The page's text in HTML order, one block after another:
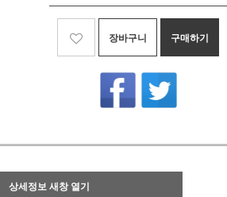
장바구니 구매하기
상세정보 새창 열기